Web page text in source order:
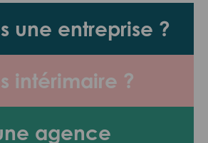
une entreprise ?
intérimaire ?
agence